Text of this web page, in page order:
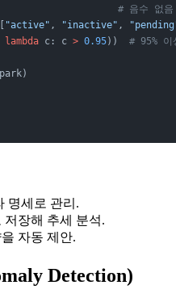
# 음수 없음
"active" , "inactive" ,
lambda c: c > 0.95)) # 95% 이
명세로 관리.
저장해 추세 분석.
자동 제안.
Detection)